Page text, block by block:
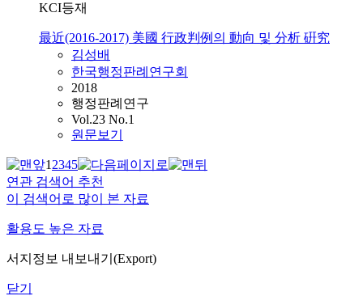
KCI등재
最近(2016-2017) 美國 行政判例의 動向 및 分析 硏究
김성배
한국행정판례연구회
2018
행정판례연구
Vol.23 No.1
원문보기
12345
연관 검색어 추천
이 검색어로 많이 본 자료
활용도 높은 자료
서지정보 내보내기(Export)
닫기